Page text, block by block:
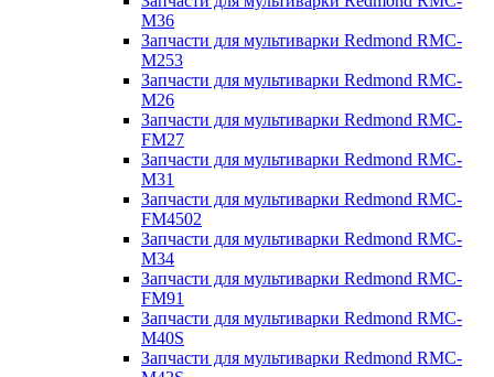
M36
Запчасти для мультиварки Redmond RMC-
M253
Запчасти для мультиварки Redmond RMC-
M26
Запчасти для мультиварки Redmond RMC-
FM27
Запчасти для мультиварки Redmond RMC-
M31
Запчасти для мультиварки Redmond RMC-
FM4502
Запчасти для мультиварки Redmond RMC-
M34
Запчасти для мультиварки Redmond RMC-
FM91
Запчасти для мультиварки Redmond RMC-
M40S
Запчасти для мультиварки Redmond RMC-